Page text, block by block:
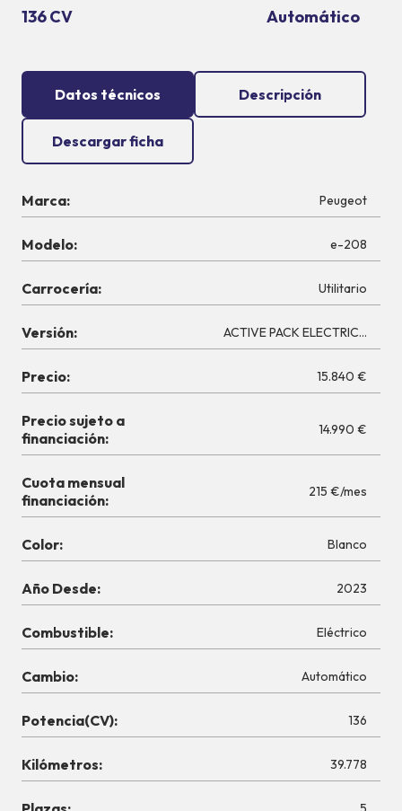
136 CV Automático
Datos técnicos Descripción
Descargar ficha
Marca: Peugeot
Modelo: e-208
Carrocería: Utilitario
Versión: ACTIVE PACK ELECTRICO 136
Precio: 15.840 €
Precio sujeto a
financiación:
14.990 €
Cuota mensual
financiación:
215 €/mes
Color: Blanco
Año Desde: 2023
Combustible: Eléctrico
Cambio: Automático
Potencia(CV): 136
Kilómetros: 39.778